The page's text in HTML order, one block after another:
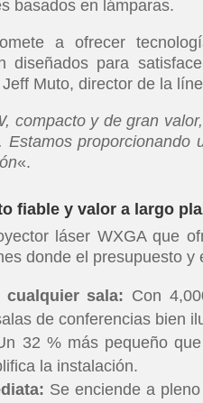
basados en lámparas.
a ofrecer
diseñados para
Muto, director de la
compacto y de gran
Estamos
«.
fiable y valor a largo
láser WXGA que
donde el presupuesto
sala: Con
de conferencias bien
32 % más pequeño
la instalación.
Se enciende a